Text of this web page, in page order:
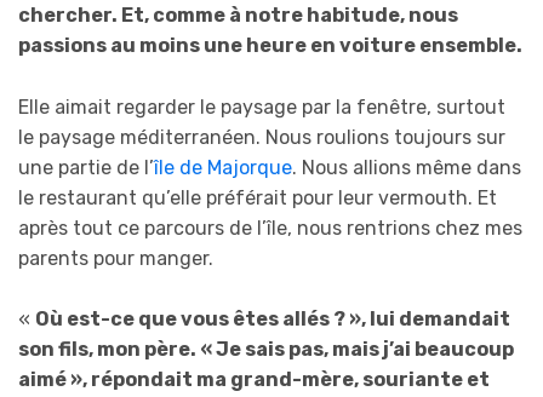
chercher. Et, comme à notre habitude, nous
passions au moins une heure en voiture ensemble.
Elle aimait regarder le paysage par la fenêtre, surtout
le paysage méditerranéen. Nous roulions toujours sur
une partie de l’île de Majorque. Nous allions même dans
le restaurant qu’elle préférait pour leur vermouth. Et
après tout ce parcours de l’île, nous rentrions chez mes
parents pour manger.
« Où est-ce que vous êtes allés ? », lui demandait
son fils, mon père. « Je sais pas, mais j’ai beaucoup
aimé », répondait ma grand-mère, souriante et